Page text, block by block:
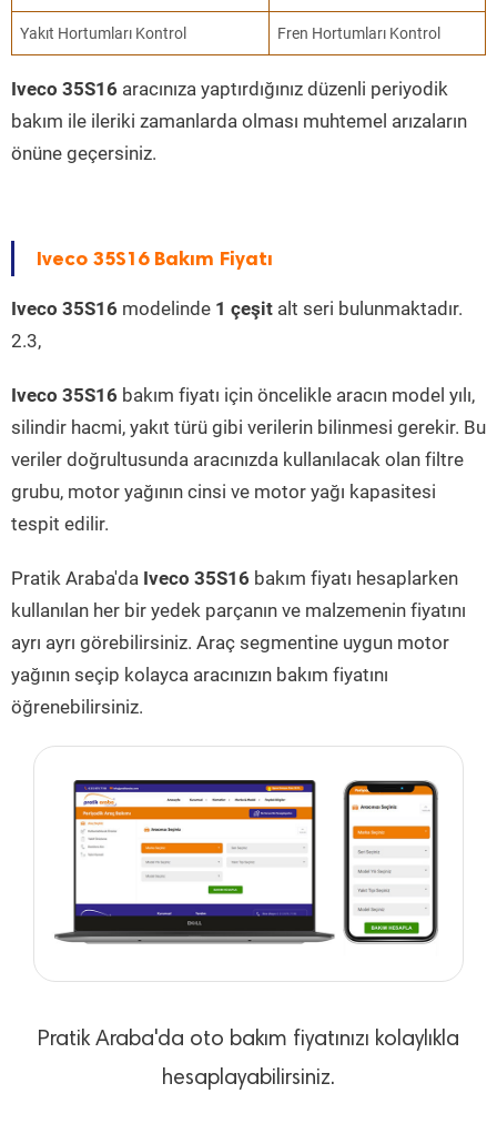
Yakıt Hortumları Kontrol Fren Hortumları Kontrol
Iveco 35S16 aracınıza yaptırdığınız düzenli periyodik
bakım ile ileriki zamanlarda olması muhtemel arızaların
önüne geçersiniz.
Iveco 35S16 Bakım Fiyatı
Iveco 35S16 modelinde 1 çeşit alt seri bulunmaktadır.
2.3,
Iveco 35S16 bakım fiyatı için öncelikle aracın model yılı,
silindir hacmi, yakıt türü gibi verilerin bilinmesi gerekir. Bu
veriler doğrultusunda aracınızda kullanılacak olan filtre
grubu, motor yağının cinsi ve motor yağı kapasitesi
tespit edilir.
Pratik Araba'da Iveco 35S16 bakım fiyatı hesaplarken
kullanılan her bir yedek parçanın ve malzemenin fiyatını
ayrı ayrı görebilirsiniz. Araç segmentine uygun motor
yağının seçip kolayca aracınızın bakım fiyatını
öğrenebilirsiniz.
Pratik Araba'da oto bakım fiyatınızı kolaylıkla
hesaplayabilirsiniz.